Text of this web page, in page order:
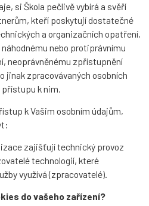
si Škola pečlivě vybírá a svěří
kteří poskytují dostatečné
a organizačních opatření,
nebo protiprávnímu
neoprávněnému zpřístupnění
jinak zpracovávaných osobních
přístupu k nim.
k Vašim osobním údajům,
zajišťují technický provoz
technologií, které
využívá (zpracovatelé).
do vašeho zařízení?